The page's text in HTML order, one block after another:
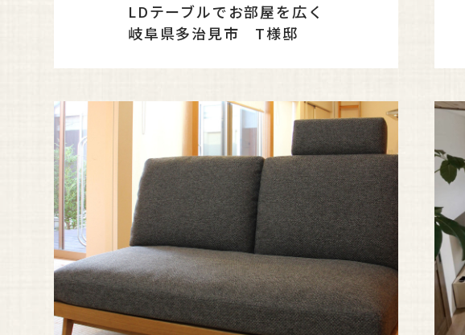
LDテーブルでお部屋を広く
岐阜県多治見市 T様邸